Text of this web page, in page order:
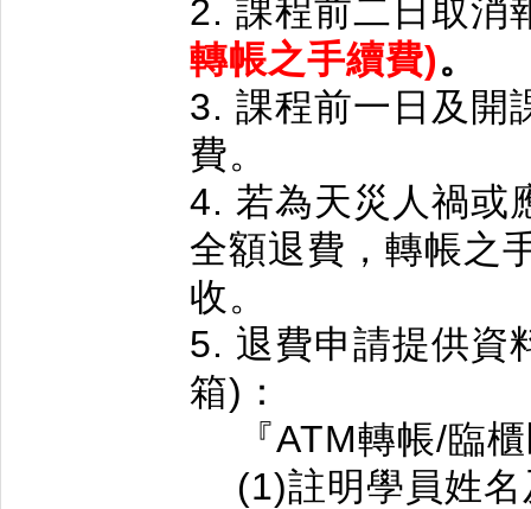
2. 課程前二日 取消
轉帳之手續費)。
3. 課程前一日及開
費。
4. 若為天災人禍或
全額退費，轉帳之
收。
5. 退費申請提供資
箱)：
『ATM轉帳/臨
(1)註明學員姓名